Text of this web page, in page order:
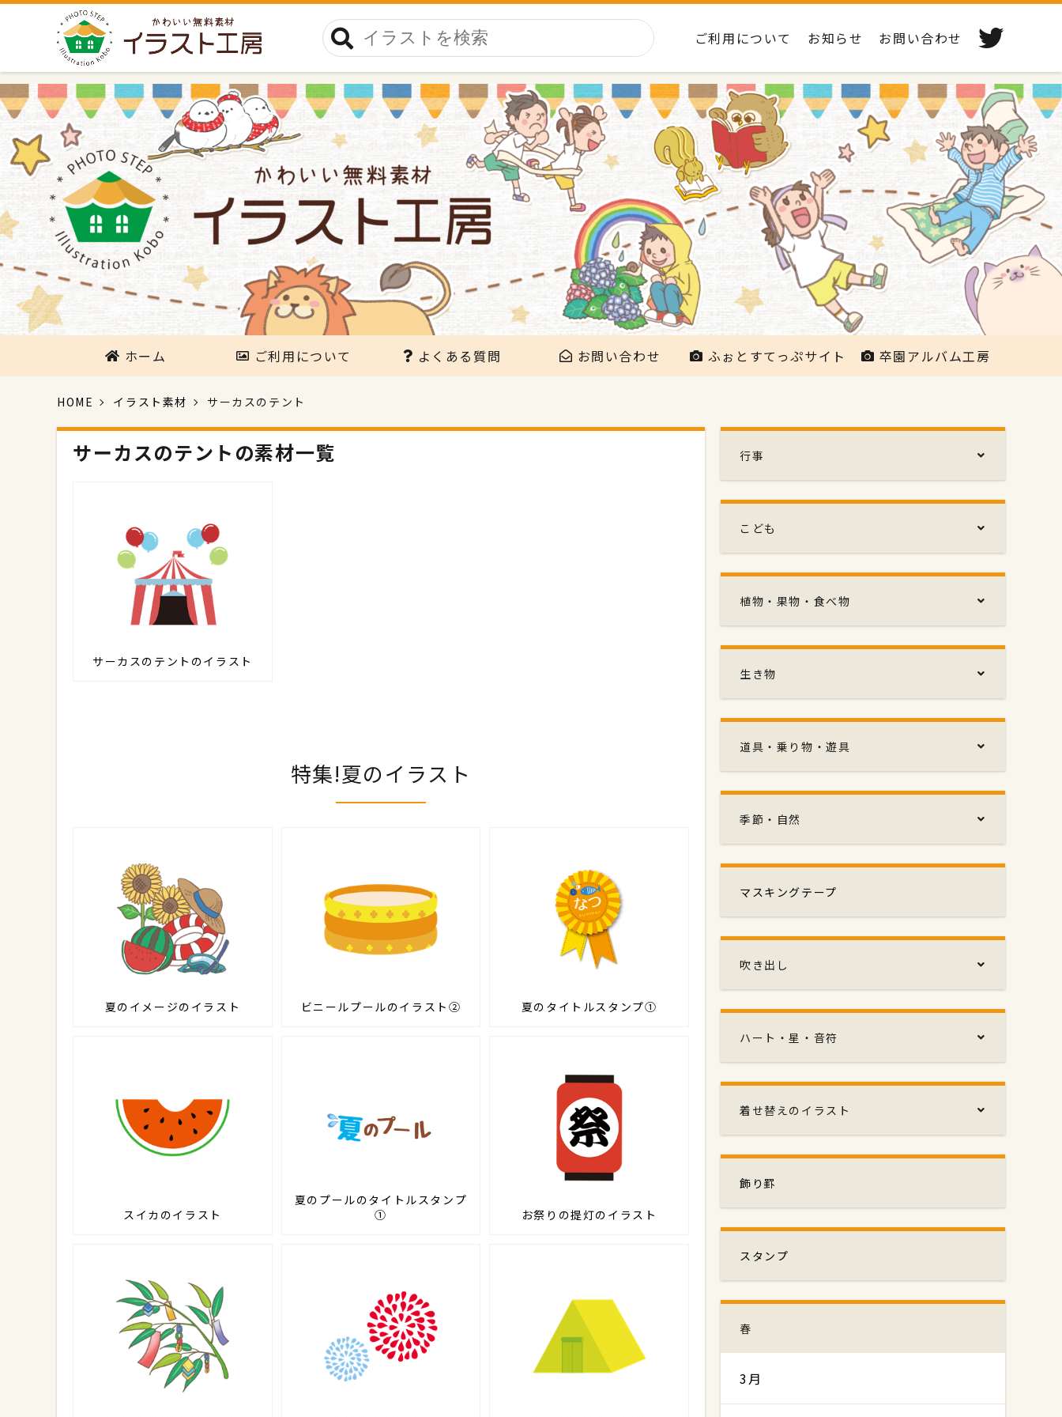
ご利用について お知らせ お問い合わせ
ホーム ご利用について よくある質問 お問い合わせ ふぉとすてっぷサイト 卒園アルバム工房
HOME イラスト素材 サーカスのテント
サーカスのテントの素材一覧
サーカスのテントのイラスト
特集!夏のイラスト
夏のイメージのイラスト ビニールプールのイラスト② 夏のタイトルスタンプ①
スイカのイラスト
夏のプールのタイトルスタンプ
①
お祭りの提灯のイラスト
行事
こども
植物・果物・食べ物
生き物
道具・乗り物・遊具
季節・自然
マスキングテープ
吹き出し
ハート・星・音符
着せ替えのイラスト
飾り罫
スタンプ
春
3月